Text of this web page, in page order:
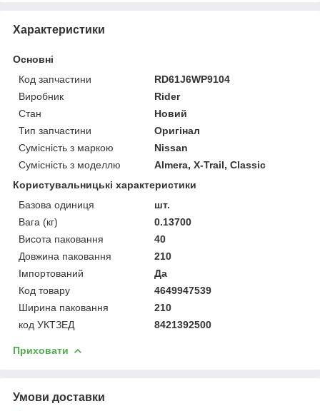
Характеристики
Основні
Код запчастини
RD61J6WP9104
Виробник
Rider
Стан
Новий
Тип запчастини
Оригінал
Сумісність з маркою
Nissan
Сумісність з моделлю
Almera, X-Trail, Classic
Користувальницькі характеристики
Базова одиниця
шт.
Вага (кг)
0.13700
Висота паковання
40
Довжина паковання
210
Імпортований
Да
Код товару
4649947539
Ширина паковання
210
код УКТЗЕД
8421392500
Приховати
Умови доставки